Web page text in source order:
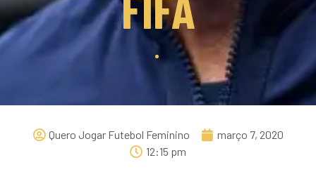
Quero Jogar Futebol Feminino
março 7, 2020
12:15 pm